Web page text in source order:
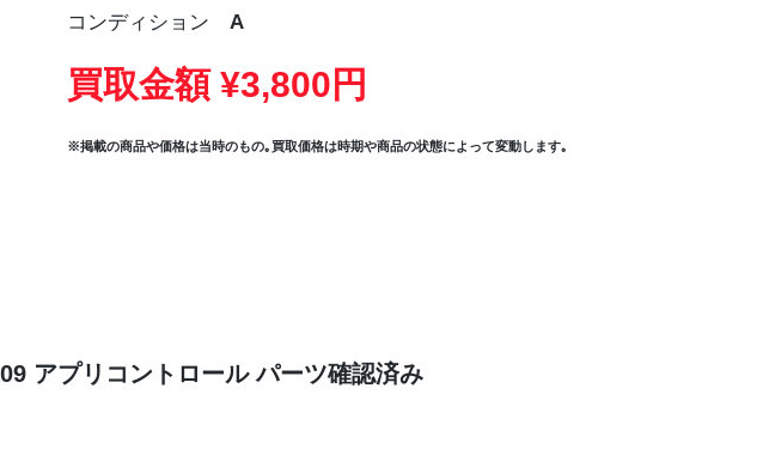
コンディション
A
買取金額 ¥3,800円
※掲載の商品や価格は当時のもの｡買取価格は時期や商品の状態によって変動します｡
アプリコントロール パーツ確認済み